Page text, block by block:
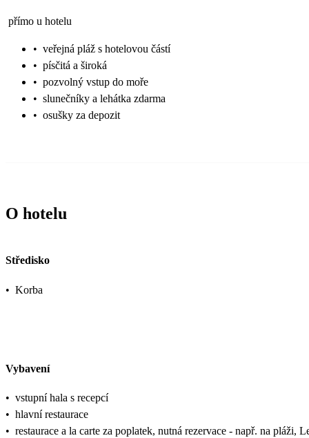
přímo u hotelu
• veřejná pláž s hotelovou částí
• písčitá a široká
• pozvolný vstup do moře
• slunečníky a lehátka zdarma
• osušky za depozit
O hotelu
Středisko
• Korba
Vybavení
• vstupní hala s recepcí
• hlavní restaurace
• restaurace a la carte za poplatek, nutná rezervace - např. na pláži,